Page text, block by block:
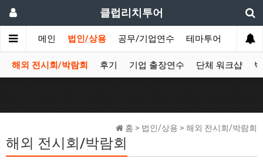
클럽리치투어
메인 법인/상용 공무/기업연수 테마투어 데이투
해외 전시회/박람회 후기 기업 출장연수 단체 워크샵
홈 > 법인/상용 > 해외 전시회/박람회
해외 전시회/박람회